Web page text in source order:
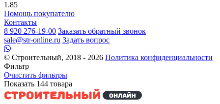
1.85
Помощь покупателю
Контакты
8 920 276-19-00 Заказать обратный звонок
sale@str-online.ru Задать вопрос
© Строительный, 2018 - 2026 Политика конфиденциальности
Фильтр
Очистить фильтры
Показать 144 товара